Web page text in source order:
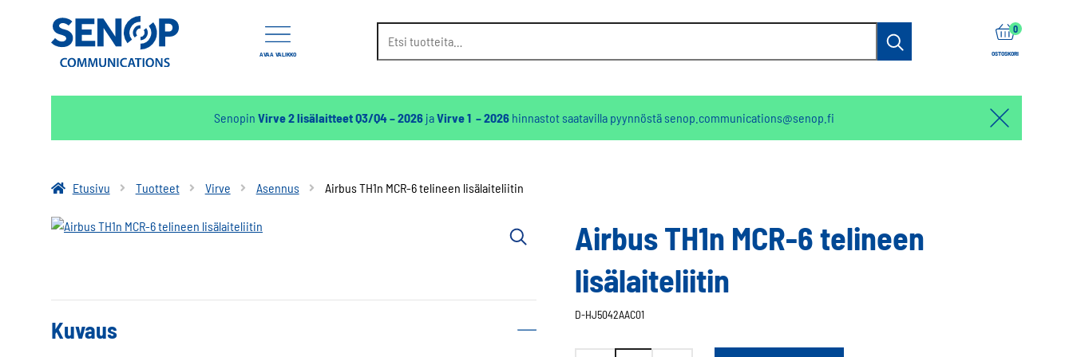
AVAA VALIKKO OSTOSKORI
0
Senopin Virve 2 lisälaitteet Q3/Q4 – 2026jaVirve 1 – 2026hinnastot saatavilla pyynnöstä senop.communications@senop.fi
Etusivu
Tuotteet Virve Asennus Airbus TH1n MCR-6 telineen lisälaiteliitin
Airbus TH1n MCR-6 telineen
lisälaiteliitin
D-HJ5042AAC01
Kuvaus